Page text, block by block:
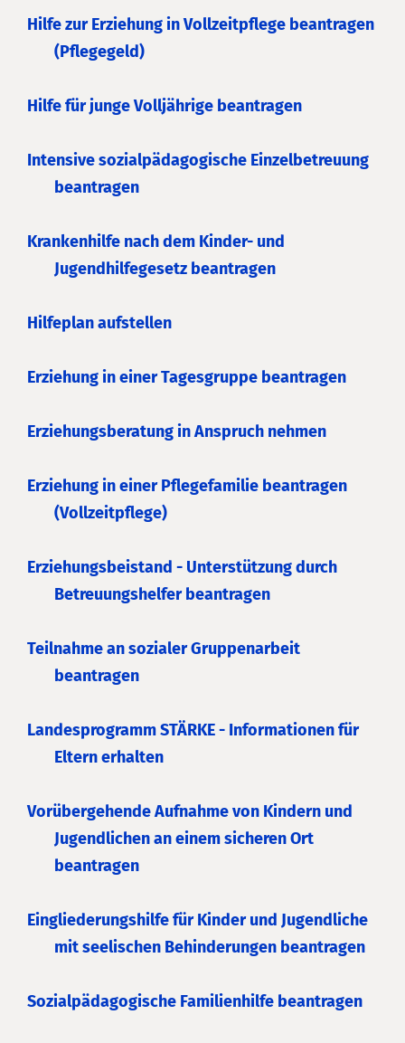
Hilfe zur Erziehung in Vollzeitpflege beantragen
(Pflegegeld)
Hilfe für junge Volljährige beantragen
Intensive sozialpädagogische Einzelbetreuung
beantragen
Krankenhilfe nach dem Kinder- und
Jugendhilfegesetz beantragen
Hilfeplan aufstellen
Erziehung in einer Tagesgruppe beantragen
Erziehungsberatung in Anspruch nehmen
Erziehung in einer Pflegefamilie beantragen
(Vollzeitpflege)
Erziehungsbeistand - Unterstützung durch
Betreuungshelfer beantragen
Teilnahme an sozialer Gruppenarbeit
beantragen
Landesprogramm STÄRKE - Informationen für
Eltern erhalten
Vorübergehende Aufnahme von Kindern und
Jugendlichen an einem sicheren Ort
beantragen
Eingliederungshilfe für Kinder und Jugendliche
mit seelischen Behinderungen beantragen
Sozialpädagogische Familienhilfe beantragen